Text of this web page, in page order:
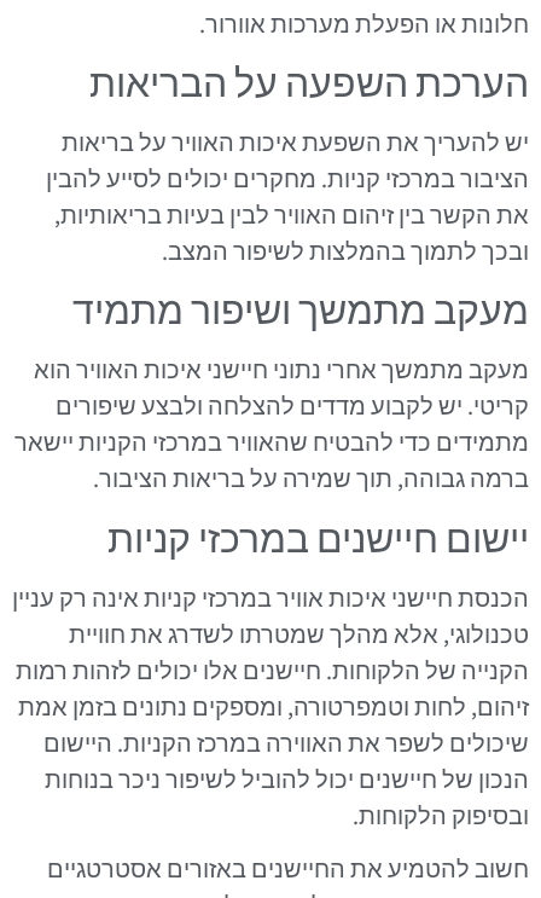
חלונות או הפעלת מערכות אוורור.
הערכת השפעה על הבריאות
יש להעריך את השפעת איכות האוויר על בריאות
הציבור במרכזי קניות. מחקרים יכולים לסייע להבין
את הקשר בין זיהום האוויר לבין בעיות בריאותיות,
ובכך לתמוך בהמלצות לשיפור המצב.
מעקב מתמשך ושיפור מתמיד
מעקב מתמשך אחרי נתוני חיישני איכות האוויר הוא
קריטי. יש לקבוע מדדים להצלחה ולבצע שיפורים
מתמידים כדי להבטיח שהאוויר במרכזי הקניות יישאר
ברמה גבוהה, תוך שמירה על בריאות הציבור.
יישום חיישנים במרכזי קניות
הכנסת חיישני איכות אוויר במרכזי קניות אינה רק עניין
טכנולוגי, אלא מהלך שמטרתו לשדרג את חוויית
הקנייה של הלקוחות. חיישנים אלו יכולים לזהות רמות
זיהום, לחות וטמפרטורה, ומספקים נתונים בזמן אמת
שיכולים לשפר את האווירה במרכז הקניות. היישום
הנכון של חיישנים יכול להוביל לשיפור ניכר בנוחות
ובסיפוק הלקוחות.
חשוב להטמיע את החיישנים באזורים אסטרטגיים